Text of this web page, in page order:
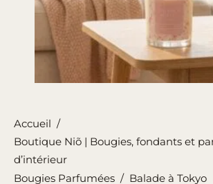
Accueil /
Boutique Niõ | Bougies, fondants et
d’intérieur
Bougies Parfumées / Balade à Tokyo